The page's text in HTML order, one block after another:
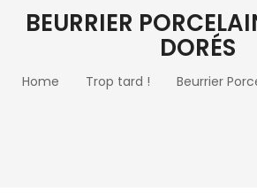
BEURRIER
DORÉS
Home Trop tard ! Beurrier